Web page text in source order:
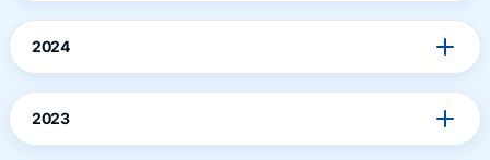
2024
2023